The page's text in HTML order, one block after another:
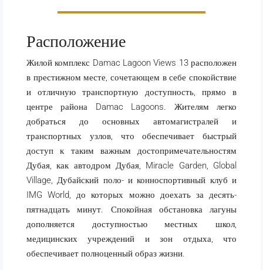
Расположение
Жилой комплекс Damac Lagoon Views 13 расположен
в престижном месте, сочетающем в себе спокойствие
и отличную транспортную доступность, прямо в
центре района Damac Lagoons. Жителям легко
добраться до основных автомагистралей и
транспортных узлов, что обеспечивает быстрый
доступ к таким важным достопримечательностям
Дубая, как автодром Дубая, Miracle Garden, Global
Village, Дубайский поло- и конноспортивный клуб и
IMG World, до которых можно доехать за десять-
пятнадцать минут. Спокойная обстановка лагуны
дополняется доступностью местных школ,
медицинских учреждений и зон отдыха, что
обеспечивает полноценный образ жизни.